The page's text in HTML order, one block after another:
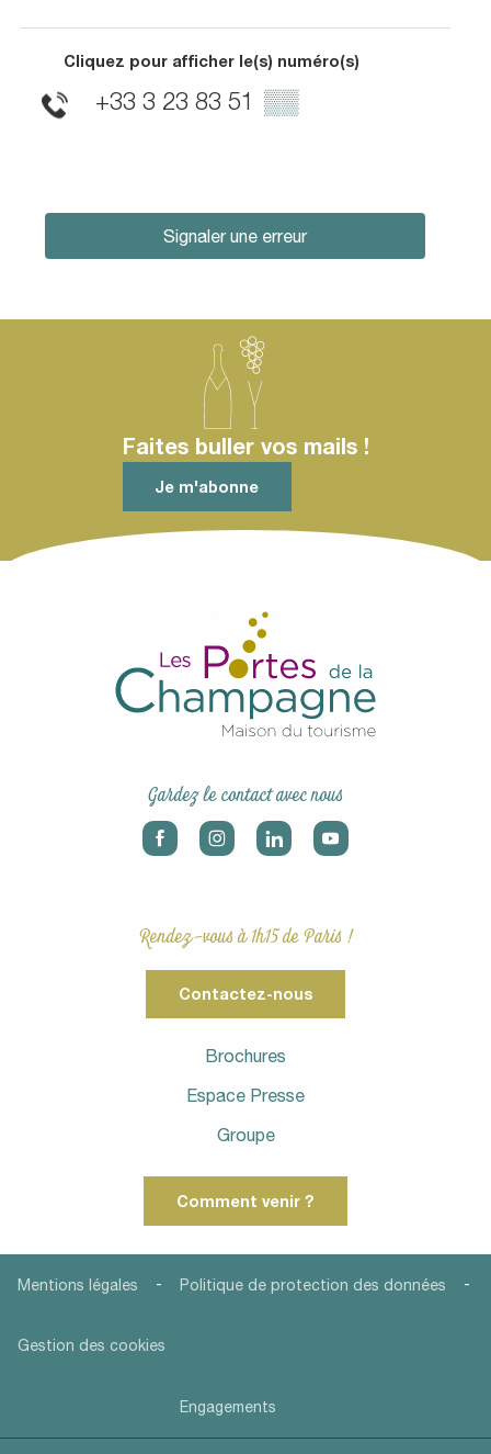
Cliquez pour afficher le(s) numéro(s)
+33 3 23 83 51 ▒▒
Signaler une erreur
Faites buller vos mails !
Je m'abonne
Gardez le contact avec nous
Rendez-vous à 1h15 de Paris !
Contactez-nous
Brochures
Espace Presse
Groupe
Comment venir ?
Mentions légales - Politique de protection des données -
Gestion des cookies
Engagements